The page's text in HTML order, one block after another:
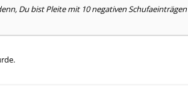
Du bist Pleite mit 10 negativen Schufaeinträgen